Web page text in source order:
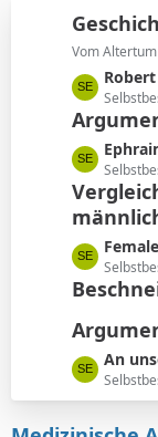
e
i
t
r
ä
g
e
Vom
L
e
t
z
t
e
B
e
i
r
ä
g
e
L
e
t
z
e
B
e
i
r
Ephraim
L
e
t
t
e
B
e
i
Female
L
e
t
z
An